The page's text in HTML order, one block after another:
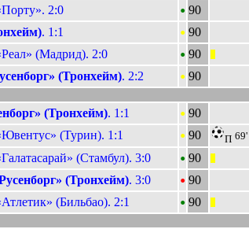
2:0 • 90
. 1:1 • 90
(Мадрид). 2:0 • 90
(Тронхейм). 2:2 • 90
(Тронхейм). 1:1 • 90
(Турин). 1:1 • 90 П 69'
(Стамбул). 3:0 • 90
(Тронхейм). 3:0 • 90
(Бильбао). 2:1 • 90